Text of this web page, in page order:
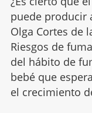
puede producir
Olga Cortes de
Riesgos de
del hábito de
bebé que
el crecimiento